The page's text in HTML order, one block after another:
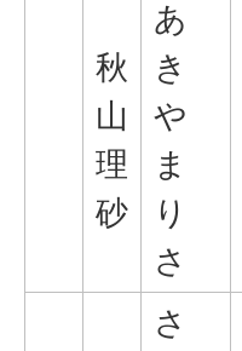
秋
山
理
砂
あ
き
や
ま
り
さ
さ